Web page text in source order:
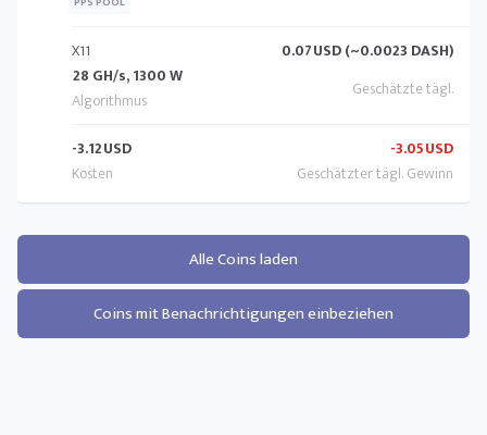
X11
28 GH/s, 1300 W
0.07USD (~0.0023 DASH)
-3.12USD -3.05USD
Alle Coins laden
Coins mit Benachrichtigungen einbeziehen